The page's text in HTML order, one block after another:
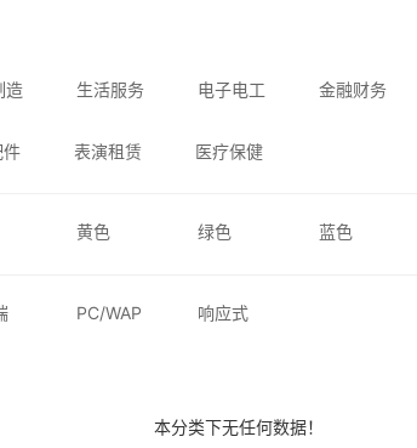
造 生活服务 电子电工 金融财务
件 表演租赁 医疗保健
黄色 绿色 蓝色
PC/WAP 响应式
本分类下无任何数据！